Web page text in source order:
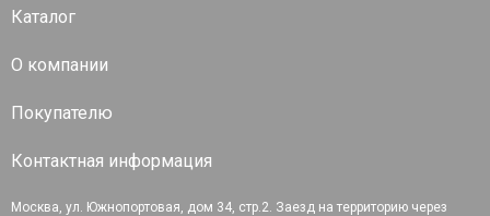
Каталог
О компании
Покупателю
Контактная информация
Москва, ул. Южнопортовая, дом 34, стр.2. Заезд на территорию через